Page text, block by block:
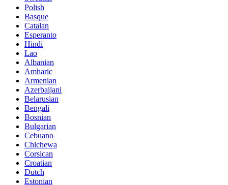
Polish
Basque
Catalan
Esperanto
Hindi
Lao
Albanian
Amharic
Armenian
Azerbaijani
Belarusian
Bengali
Bosnian
Bulgarian
Cebuano
Chichewa
Corsican
Croatian
Dutch
Estonian